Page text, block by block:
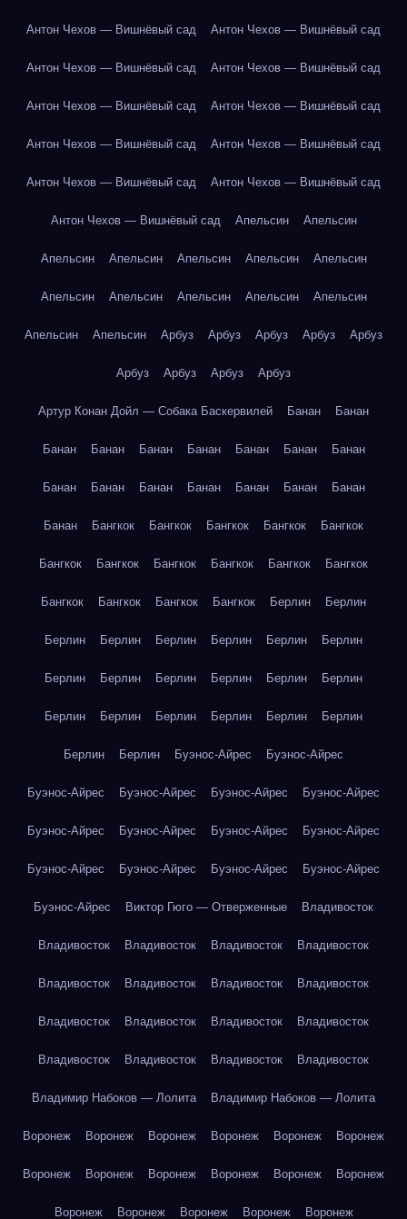
Антон Чехов — Вишнёвый сад Антон Чехов — Вишнёвый сад
Антон Чехов — Вишнёвый сад Антон Чехов — Вишнёвый сад
Антон Чехов — Вишнёвый сад Антон Чехов — Вишнёвый сад
Антон Чехов — Вишнёвый сад Антон Чехов — Вишнёвый сад
Антон Чехов — Вишнёвый сад Антон Чехов — Вишнёвый сад
Антон Чехов — Вишнёвый сад Апельсин Апельсин
Апельсин Апельсин Апельсин Апельсин Апельсин
Апельсин Апельсин Апельсин Апельсин Апельсин
Апельсин Апельсин Арбуз Арбуз Арбуз Арбуз Арбуз
Арбуз Арбуз Арбуз Арбуз
Артур Конан Дойл — Собака Баскервилей Банан Банан
Банан Банан Банан Банан Банан Банан Банан
Банан Банан Банан Банан Банан Банан Банан
Банан Бангкок Бангкок Бангкок Бангкок Бангкок
Бангкок Бангкок Бангкок Бангкок Бангкок Бангкок
Бангкок Бангкок Бангкок Бангкок Берлин Берлин
Берлин Берлин Берлин Берлин Берлин Берлин
Берлин Берлин Берлин Берлин Берлин Берлин
Берлин Берлин Берлин Берлин Берлин Берлин
Берлин Берлин Буэнос-Айрес Буэнос-Айрес
Буэнос-Айрес Буэнос-Айрес Буэнос-Айрес Буэнос-Айрес
Буэнос-Айрес Буэнос-Айрес Буэнос-Айрес Буэнос-Айрес
Буэнос-Айрес Буэнос-Айрес Буэнос-Айрес Буэнос-Айрес
Буэнос-Айрес Виктор Гюго — Отверженные Владивосток
Владивосток Владивосток Владивосток Владивосток
Владивосток Владивосток Владивосток Владивосток
Владивосток Владивосток Владивосток Владивосток
Владивосток Владивосток Владивосток Владивосток
Владимир Набоков — Лолита Владимир Набоков — Лолита
Воронеж Воронеж Воронеж Воронеж Воронеж Воронеж
Воронеж Воронеж Воронеж Воронеж Воронеж Воронеж
Воронеж Воронеж Воронеж Воронеж Воронеж